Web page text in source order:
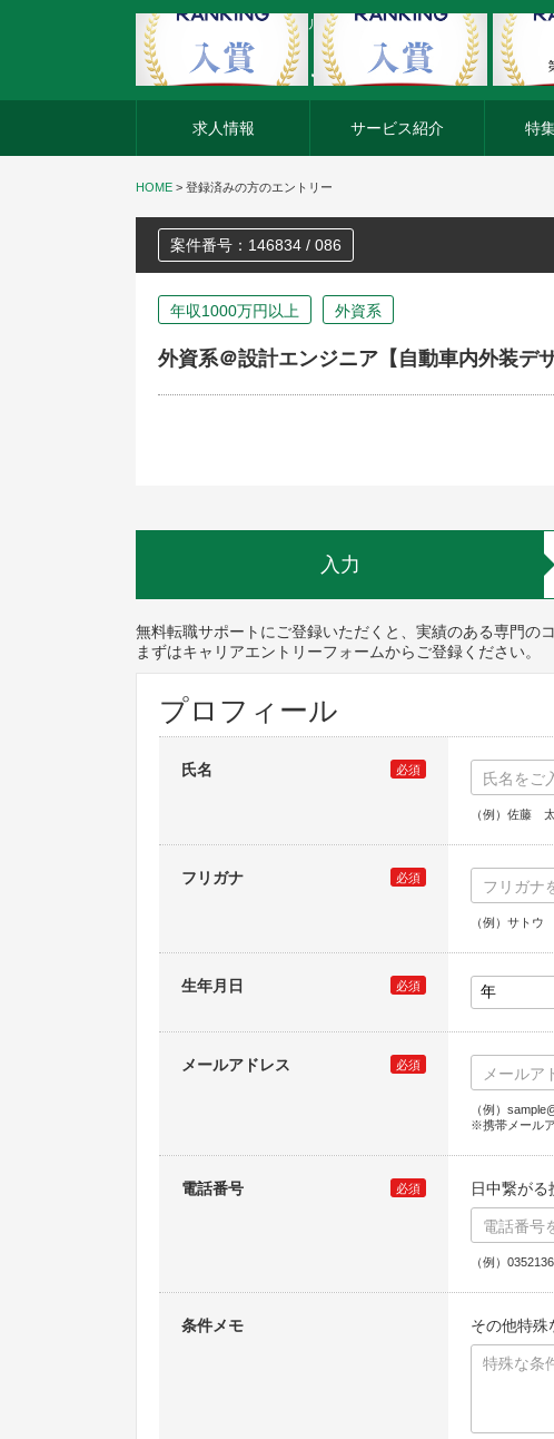
外資系企業の転職・キャリア転職ならアージスジャパン
求人情報 サービス紹介 特
HOME > 登録済みの方のエントリー
案件番号：146834 / 086
年収1000万円以上 外資系
外資系＠設計エンジニア【自動車内外装デ
入力
無料転職サポートにご登録いただくと、実績のある専門の
まずはキャリアエントリーフォームからご登録ください。
プロフィール
氏名 必須
（例）佐藤
フリガナ 必須
（例）サトウ
生年月日 必須
メールアドレス 必須
（例）
※携帯メール
電話番号 必須 日中繋がる
（例）
条件メモ その他特殊